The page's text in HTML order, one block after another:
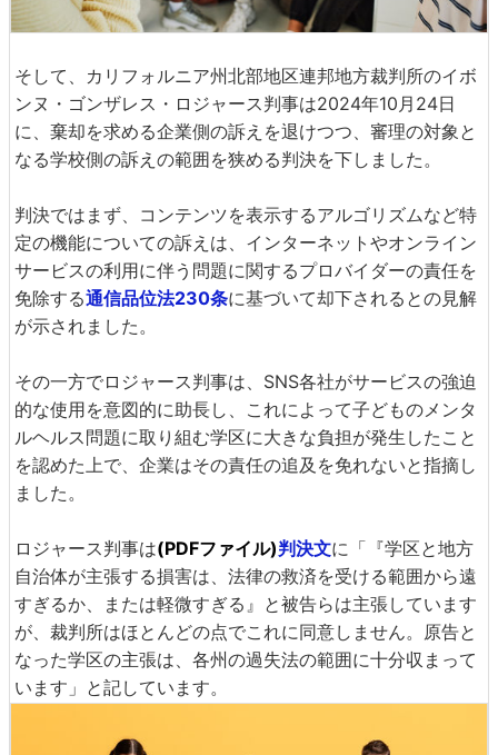
そして、カリフォルニア州北部地区連邦地方裁判所のイボ
ンヌ・ゴンザレス・ロジャース判事は2024年10月24日
に、棄却を求める企業側の訴えを退けつつ、審理の対象と
なる学校側の訴えの範囲を狭める判決を下しました。
判決ではまず、コンテンツを表示するアルゴリズムなど特
定の機能についての訴えは、インターネットやオンライン
サービスの利用に伴う問題に関するプロバイダーの責任を
免除する通信品位法230条に基づいて却下されるとの見解
が示されました。
その一方でロジャース判事は、SNS各社がサービスの強迫
的な使用を意図的に助長し、これによって子どものメンタ
ルヘルス問題に取り組む学区に大きな負担が発生したこと
を認めた上で、企業はその責任の追及を免れないと指摘し
ました。
ロジャース判事は(PDFファイル)判決文に「『学区と地方
自治体が主張する損害は、法律の救済を受ける範囲から遠
すぎるか、または軽微すぎる』と被告らは主張しています
が、裁判所はほとんどの点でこれに同意しません。原告と
なった学区の主張は、各州の過失法の範囲に十分収まって
います」と記しています。